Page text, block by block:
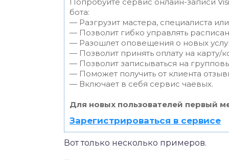
бота:
— Разгрузит мастера, специалиста
— Позволит гибко управлять
— Разошлет оповещения о новых
— Позволит принять оплату на карту/
— Позволит записываться на
— Поможет получить от клиента
— Включает в себя сервис чаевых.
Для новых пользователей первый
Зарегистрироваться в сервисе
Вот только несколько примеров.